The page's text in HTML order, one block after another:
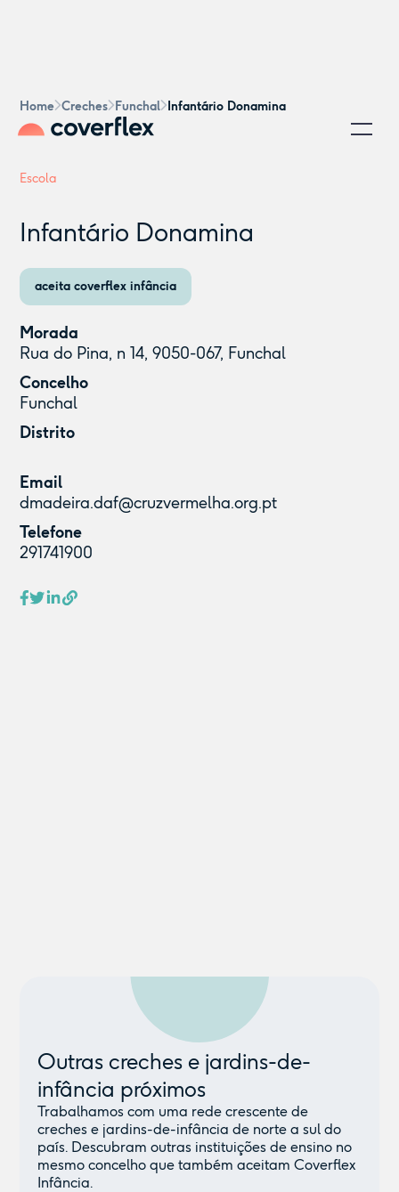
Home Creches Funchal Infantário Donamina
Escola
Infantário Donamina
aceita coverflex infância
Morada
Rua do Pina, n 14, 9050-067, Funchal
Concelho
Funchal
Distrito
Email
dmadeira.daf@cruzvermelha.org.pt
Telefone
291741900
Outras creches e jardins-de-
infância próximos
Trabalhamos com uma rede crescente de
creches e jardins-de-infância de norte a sul do
país. Descubram outras instituições de ensino no
mesmo concelho que também aceitam Coverflex
Infância.